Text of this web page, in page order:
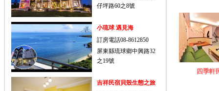
仔坪路60之8號
小琉球 遇見海
訂房電話08-8612850
屏東縣琉球鄉中興路32
之19號
吉祥民宿貝殼生態之旅
四季軒